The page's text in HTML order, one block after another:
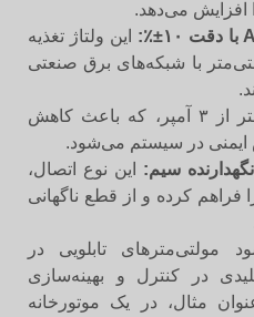
می‌دهد.
این ولتاژ تغذیه
با شبکه‌های برق صنعتی
کمتر از ۳ آمپر، که باعث کاهش
در سیستم می‌شود.
سیم:این نوع اتصال،
کرده و از قطع ناگهانی
تابلویی در
در کنترل و بهینه‌سازی
مثال، در یک موتورخانه